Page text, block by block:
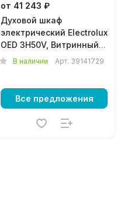
от 41 243 ₽
Духовой шкаф
электрический Electrolux
OED 3H50V, Витринный
образец
В наличии Арт. 39141729
Все предложения